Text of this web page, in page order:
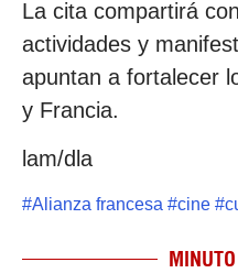
La cita compartirá
actividades y
apuntan a fortalecer
y Francia.
lam/dla
#Alianza francesa #cine #